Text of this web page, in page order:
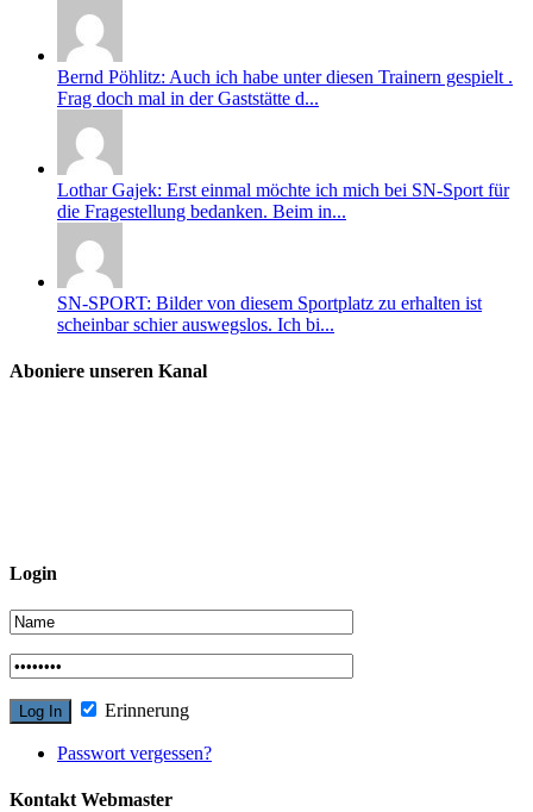
Bernd Pöhlitz: Auch ich habe unter diesen Trainern gespielt .
Frag doch mal in der Gaststätte d...
Lothar Gajek: Erst einmal möchte ich mich bei SN-Sport für
die Fragestellung bedanken. Beim in...
SN-SPORT: Bilder von diesem Sportplatz zu erhalten ist
scheinbar schier auswegslos. Ich bi...
Aboniere unseren Kanal
Login
Erinnerung
Passwort vergessen?
Kontakt Webmaster